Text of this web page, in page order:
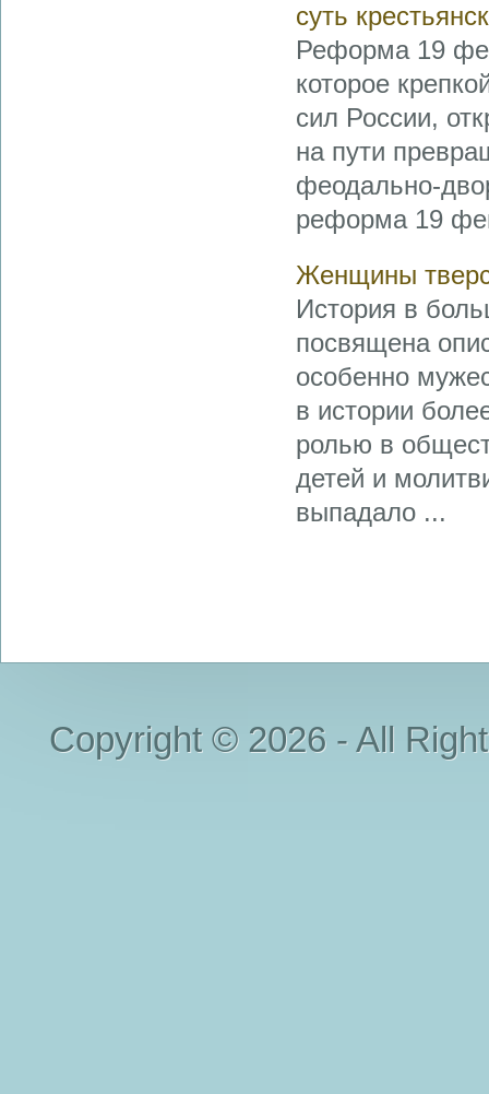
суть
Реформа 19
которое
сил России,
на пути
феодально-
реформа 19
Женщины
История в
посвящена
особенно
в истории
ролью в
детей и
выпадало ...
Copyright © 2026 - All